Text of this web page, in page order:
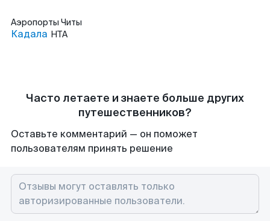
Аэропорты Читы
Кадала HTA
Часто летаете и знаете больше других
путешественников?
Оставьте комментарий — он поможет
пользователям принять решение